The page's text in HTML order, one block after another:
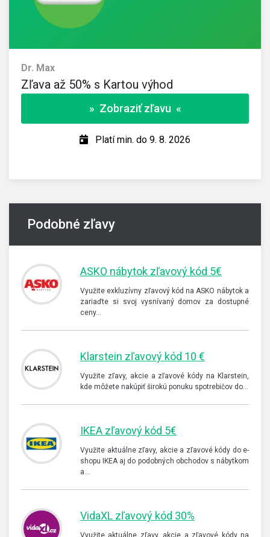
Dr. Max
Zľava až 50% s Kartou výhod
» Zobraziť zľavu «
Platí min. do 9. 8. 2026
Podobné zľavy
ASKO nábytok zľavový kód 5€
Využite exkluzívny zľavový kód na ASKO nábytok a
zariaďte si svoj vysnívaný domov za dostupné
ceny…
Klarstein zľavový kód 10 €
Využite zľavy, akcie a zľavové kódy na Klarstein,
kde môžete nakúpiť širokú ponuku spotrebičov do…
IKEA zľavový kód 5€
Využite aktuálne zľavy, akcie a zľavové kódy do e-
shopu IKEA aj do podobných obchodov s nábytkom
a…
VidaXL zľavový kód 30%
Využite aktuálne zľavy, akcie a zľavové kódy na